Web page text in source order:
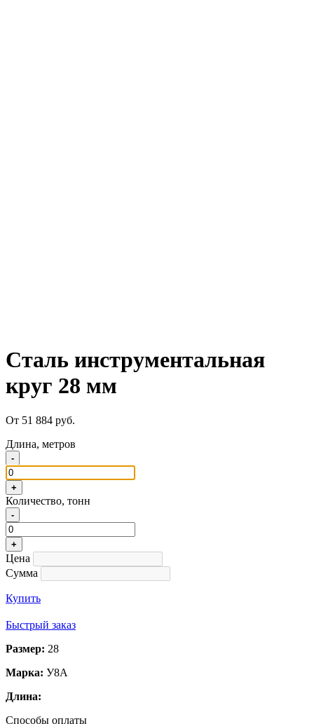
Сталь инструментальная
круг 28 мм
От 51 884 руб.
Длина, метров
-
+
Количество, тонн
-
+
Цена
Сумма
Купить
Быстрый заказ
Размер: 28
Марка: У8А
Длина:
Способы оплаты